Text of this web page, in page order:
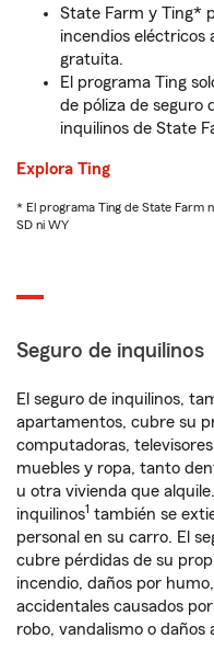
State Farm y Ting*
incendios eléctricos
gratuita.
El programa Ting
de póliza de seguro
inquilinos de State
Explora Ting
* El programa Ting de State Farm
SD ni WY
Seguro de inquilinos
El seguro de inquilinos,
apartamentos, cubre su
computadoras,
muebles y ropa, tanto
u otra vivienda que
inquilinos1 también se
personal en su carro. El
cubre pérdidas de su
incendio, daños por
accidentales causados
robo, vandalismo o daños